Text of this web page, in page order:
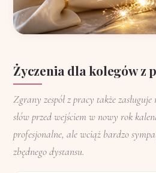
Życzenia dla kolegów z
Zgrany zespół z pracy także
słów przed wejściem w nowy rok
profesjonalne, ale wciąż bardzo
zbędnego dystansu.